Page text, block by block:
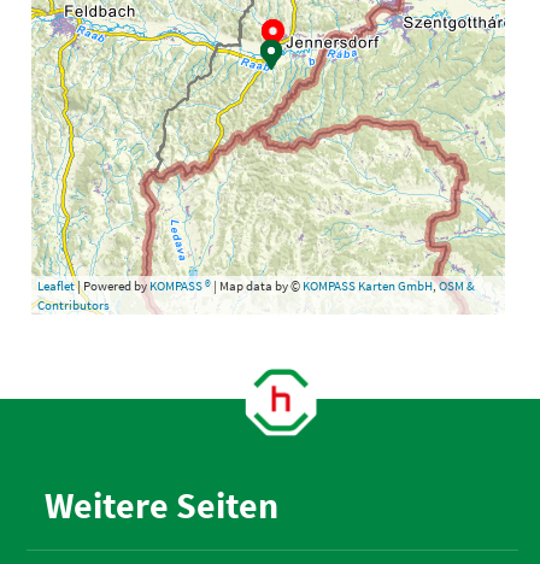
Leaflet| Powered byKOMPASS ®| Map data by © KOMPASS Karten GmbH,OSM &
Contributors
Weitere Seiten